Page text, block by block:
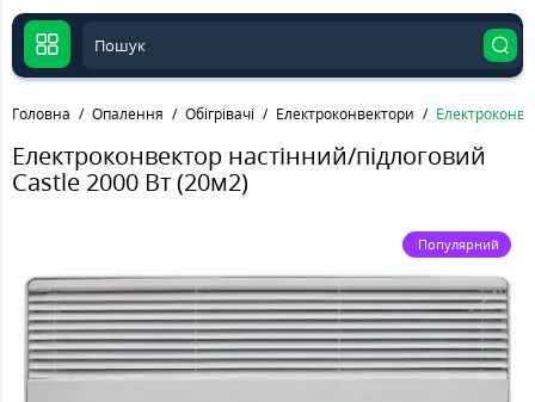
Головна Опалення Обігрівачі Електроконвектори
Електроконвектор настінний/підлоговий
Castle 2000 Вт (20м2)
Популярний